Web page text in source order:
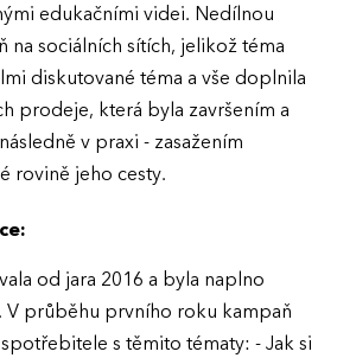
edukačními videi. Nedílnou
na sociálních sítích, jelikož téma
diskutované téma a vše doplnila
prodeje, která byla završením a
v praxi - zasažením
rovině jeho cesty.
od jara 2016 a byla naplno
V průběhu prvního roku kampaň
s těmito tématy: - Jak si